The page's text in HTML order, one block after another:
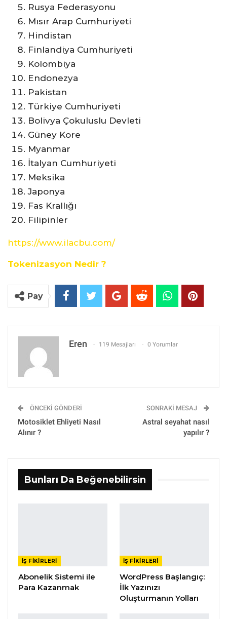
Rusya Federasyonu
Mısır Arap Cumhuriyeti
Hindistan
Finlandiya Cumhuriyeti
Kolombiya
Endonezya
Pakistan
Türkiye Cumhuriyeti
Bolivya Çokuluslu Devleti
Güney Kore
Myanmar
İtalyan Cumhuriyeti
Meksika
Japonya
Fas Krallığı
Filipinler
https://www.ilacbu.com/
Tokenizasyon Nedir ?
Pay
Eren 119 Mesajları 0 Yorumlar
ÖNCEKI GÖNDERI
Motosiklet Ehliyeti Nasıl
Alınır ?
SONRAKI MESAJ
Astral seyahat nasıl
yapılır ?
Bunları Da Beğenebilirsin
İŞ FIKIRLERI
Abonelik Sistemi ile
Para Kazanmak
İŞ FIKIRLERI
WordPress Başlangıç:
İlk Yazınızı
Oluşturmanın Yolları